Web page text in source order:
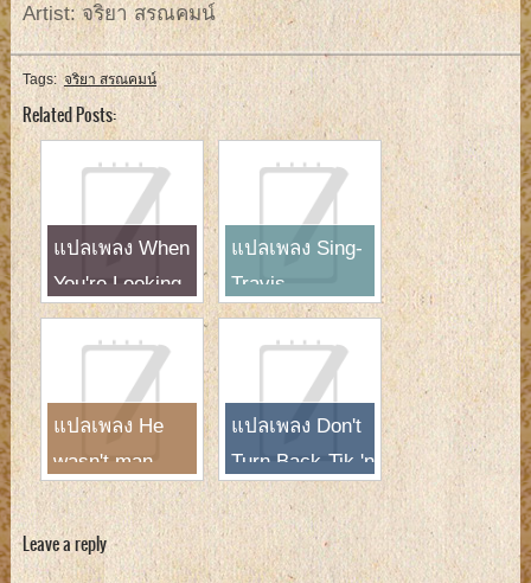
Artist: จริยา สรณคมน์
Tags:จริยา สรณคมน์
Related Posts:
แปลเพลง When
You're Looking
Like That-
Westlife
แปลเพลง Sing-
Travis
แปลเพลง He
wasn't man
enough-Toni
Braxton
แปลเพลง Don't
Turn Back-Tik 'n
Tak
Leave a reply